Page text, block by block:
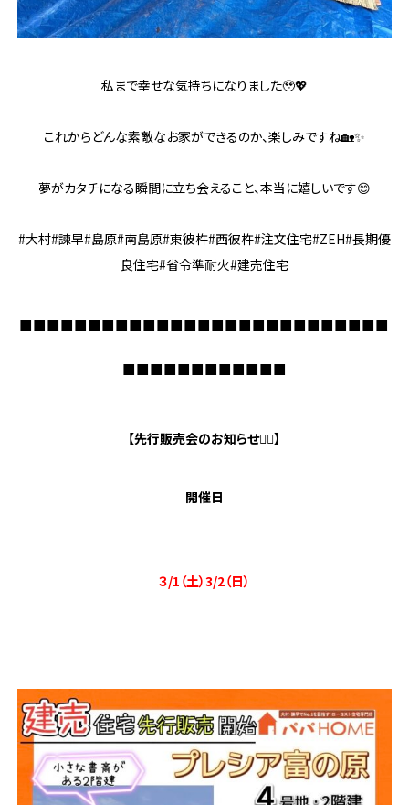
私まで幸せな気持ちになりました🥹💖
これからどんな素敵なお家ができるのか、楽しみですね🏡✨
夢がカタチになる瞬間に立ち会えること、本当に嬉しいです😊
#大村#諫早#島原#南島原#東彼杵#西彼杵#注文住宅#ZEH#長期優
良住宅#省令準耐火#建売住宅
■■■■■■■■■■■■■■■■■■■■■■■■■■■
■■■■■■■■■■■■
【先行販売会のお知らせ💁‍♀️】
開催日
３/1（土）3/2（日）